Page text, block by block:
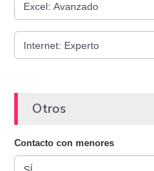
Otros
Contacto con menores